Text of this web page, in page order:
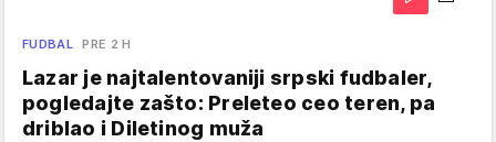
FUDBAL PRE 2 H
Lazar je najtalentovaniji srpski fudbaler,
pogledajte zašto: Preleteo ceo teren, pa
driblao i Diletinog muža